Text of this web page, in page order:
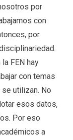
por
con
por
FEN hay
con temas
utilizan. No
esos datos,
Por eso
a